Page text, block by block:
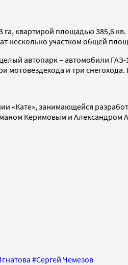
квартирой площадью 385,6
несколько участком общей
автопарк – автомобили
мотовездехода и три
«Кате», занимающейся
Керимовым и
#Сергей Чемезов